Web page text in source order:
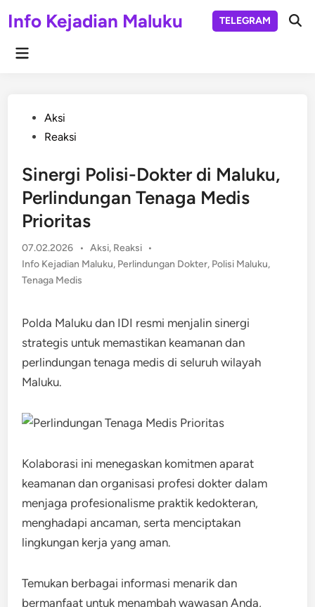
toInfo Kejadian Maluku TELEGRAM
Main
PostedAksi
Reaksi
Sinergi Polisi-Dokter di Maluku,
Perlindungan Tenaga Medis
Prioritas
07.02.2026 • Posted
in
Aksi, Reaksi •
Info Kejadian Maluku, Perlindungan Dokter, Polisi Maluku,
Tenaga Medis
Polda Maluku dan IDI resmi menjalin sinergi
strategis untuk memastikan keamanan dan
perlindungan tenaga medis di seluruh wilayah
Maluku.
Kolaborasi ini menegaskan komitmen aparat
keamanan dan organisasi profesi dokter dalam
menjaga profesionalisme praktik kedokteran,
menghadapi ancaman, serta menciptakan
lingkungan kerja yang aman.
Temukan berbagai informasi menarik dan
bermanfaat untuk menambah wawasan Anda,